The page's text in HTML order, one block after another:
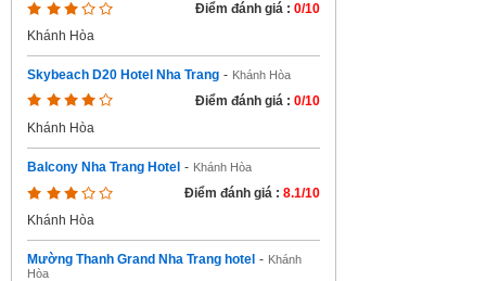
Điểm đánh giá : 0/10
Khánh Hòa
Skybeach D20 Hotel Nha Trang - Khánh Hòa
Điểm đánh giá : 0/10
Khánh Hòa
Balcony Nha Trang Hotel - Khánh Hòa
Điểm đánh giá : 8.1/10
Khánh Hòa
Mường Thanh Grand Nha Trang hotel - Khánh
Hòa